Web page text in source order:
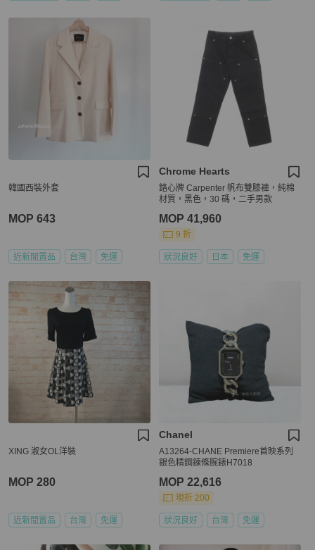
韓國西裝外套
MOP 643
近新閒置品 台灣 免運
Chrome Hearts
鉻心牌 Carpenter 帆布雙膝褲，純棉
材質，黑色，30 碼，二手男款
MOP 41,960
9 折
狀況良好 日本 免運
XING 淑女OL洋裝
MOP 280
近新閒置品 台灣 免運
Chanel
A13264-CHANE Premiere首映系列
銀色精鋼鍊條腕錶H7018
MOP 22,616
現折 200
狀況良好 台灣 免運